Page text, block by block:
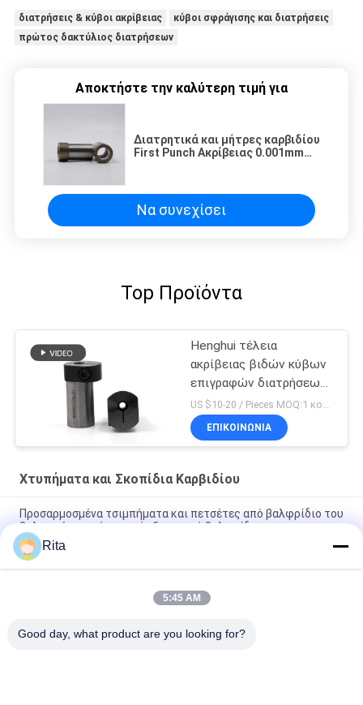
διατρήσεις & κύβοι ακρίβειας
κύβοι σφράγισης και διατρήσεις
πρώτος δακτύλιος διατρήσεων
Αποκτήστε την καλύτερη τιμή για
Διατρητικά και μήτρες καρβιδίου
First Punch Ακρίβειας 0.001mm
Να συνεχίσει
Top Προϊόντα
Henghui τέλεια
ακρίβειας βιδών κύβων
επιγραφών διατρήσεων
περίπτωση διατρήσεων
περίπτωσης δεύτερη
US $10-20 / Pieces MOQ:1 κομμάτι/κομμάτια
ΕΠΙΚΟΙΝΩΝΙΑ
Χτυπήματα και Σκοπίδια Καρβιδίου
Προσαρμοσμένα τσιμπήματα και πετσέτες από βαλφρίδιο του
βολφρού, πετσέτες από εξαγωνικό βαλφρίδιο.
Τμηματικά εξάγωνο καρβίδιο διάτρησης και μήτρες με YG20C
VA80 CD-750 H13 Υλικό
Κρύο επικεφαλής βίδα μούχλα πεθαίνει βαλφραμίνης
Rita
5:45 AM
Good day, what product are you looking for?